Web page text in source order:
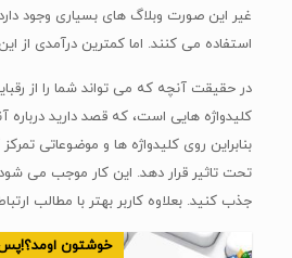
غیر این صورت وبلاگ های بسیاری وجود
استفاده می کنند. اما کمترین درآمدی از
در حقیقت آنچه که می تواند شما را از
کلیدواژه هایی است، که قصد دارید درباره
بنابراین روی کلیدواژه ها و موضوعاتی
تحت تاثیر قرار دهد. این کار موجب می
جذب کنید. بعلاوه کاربر بهتر با مطالب
خوشتون اومد؟!پس